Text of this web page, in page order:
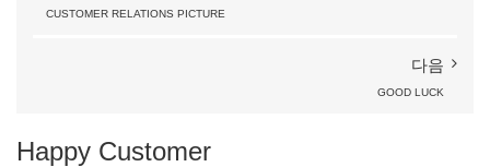
CUSTOMER RELATIONS PICTURE
다음
GOOD LUCK
Happy Customer